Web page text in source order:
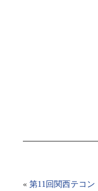
« 第11回関西テコ